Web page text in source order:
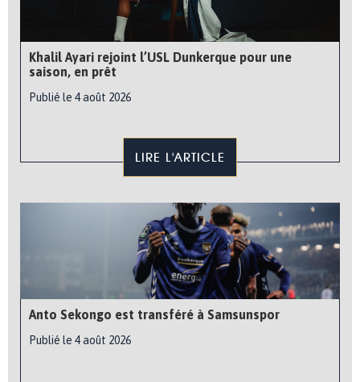
Khalil Ayari rejoint l’USL Dunkerque pour une
saison, en prêt
Publié le 4 août 2026
LIRE L'ARTICLE
Anto Sekongo est transféré à Samsunspor
Publié le 4 août 2026